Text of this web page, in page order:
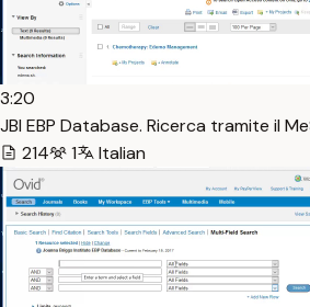
3:20
JBI EBP Database. Ricerca tramite il
214
1 Italian